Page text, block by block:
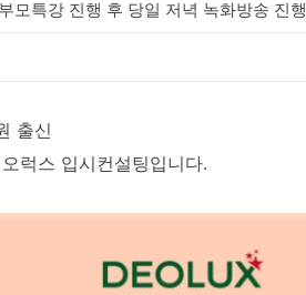
모특강 진행 후 당일 저녁 녹화방송 진행
출신
럭스 입시컨설팅입니다.